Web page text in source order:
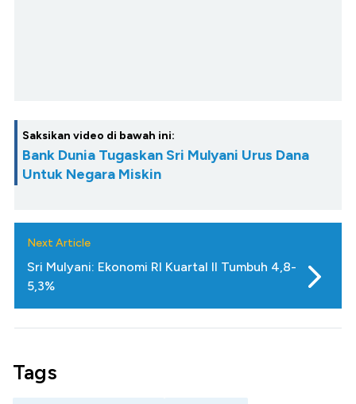
Saksikan video di bawah ini:
Bank Dunia Tugaskan Sri Mulyani Urus Dana
Untuk Negara Miskin
Next Article
Sri Mulyani: Ekonomi RI Kuartal II Tumbuh 4,8-
5,3%
Tags